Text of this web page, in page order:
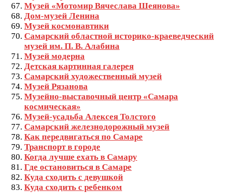
Музей «Мотомир Вячеслава Шеянова»
Дом-музей Ленина
Музей космонавтики
Самарский областной историко-краеведческий
музей им. П. В. Алабина
Музей модерна
Детская картинная галерея
Самарский художественный музей
Музей Рязанова
Музейно-выставочный центр «Самара
космическая»
Музей-усадьба Алексея Толстого
Самарский железнодорожный музей
Как передвигаться по Самаре
Транспорт в городе
Когда лучше ехать в Самару
Где остановиться в Самаре
Куда сходить с девушкой
Куда сходить с ребенком